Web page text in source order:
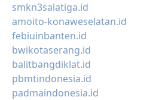
smkn3salatiga.id
amoito-konaweselatan.id
febiuinbanten.id
bwikotaserang.id
balitbangdiklat.id
pbmtindonesia.id
padmaindonesia.id